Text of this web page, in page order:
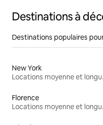
Destinations à
Destinations populaires
New York
Florence